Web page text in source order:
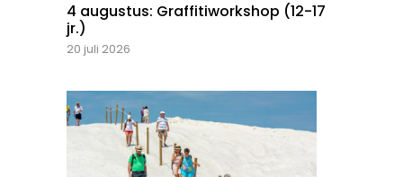
4 augustus: Graffitiworkshop (12-17
jr.)
20 juli 2026